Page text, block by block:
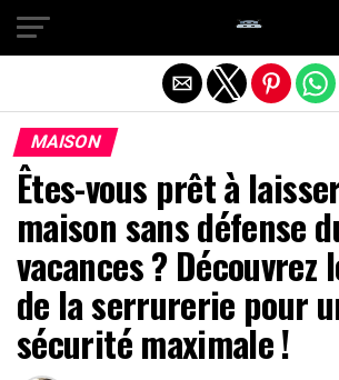
MAISON
Êtes-vous prêt à
maison sans défense
vacances ? Découvrez
de la serrurerie pour
sécurité maximale !
Quitter la version